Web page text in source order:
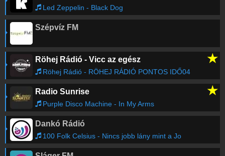
Led Zeppelin - Black Dog
Szépvíz FM
Röhej Rádió - Vicc az egész ★
Röhej Rádió - RÖHEJ RÁDIÓ PONTOS IDŐ04
Radio Sunrise ★
Purple Disco Machine - In My Arms
Dankó Rádió
100 Folk Celsius - Nincs jobb lány mint a Jo